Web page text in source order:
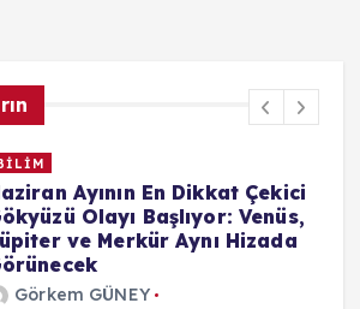
Ayının En Dikkat Çekici
Olayı Başlıyor: Venüs,
ve Merkür Aynı Hizada
Görkem GÜNEY